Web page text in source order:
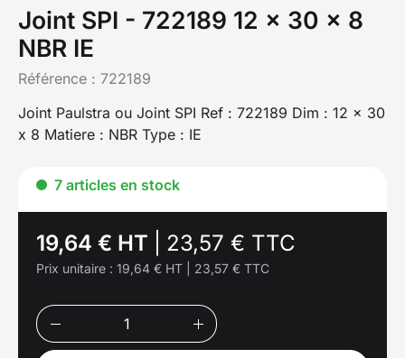
Joint SPI - 722189 12 x 30 x 8
NBR IE
Référence : 722189
Joint Paulstra ou Joint SPI Ref : 722189 Dim : 12 x 30
x 8 Matiere : NBR Type : IE
7 articles en stock
19,64 € HT 23,57 € TTC
Prix unitaire : 19,64 € HT 23,57 € TTC